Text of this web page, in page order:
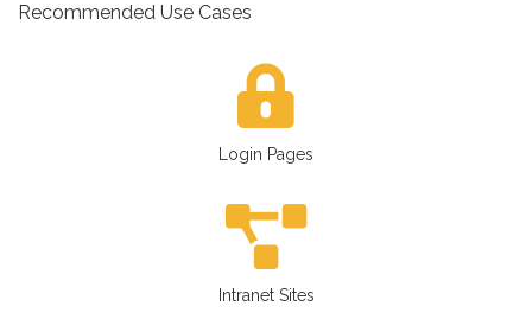
Recommended Use Cases
Login Pages
Intranet Sites